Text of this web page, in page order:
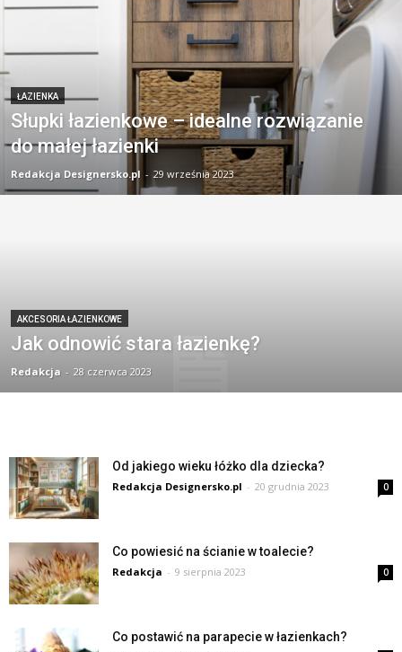
ŁAZIENKA
Słupki łazienkowe – idealne rozwiązanie
do małej łazienki
Redakcja Designersko.pl - 29 września 2023
AKCESORIA ŁAZIENKOWE
Jak odnowić stara łazienkę?
Redakcja - 28 czerwca 2023
Od jakiego wieku łóżko dla dziecka?
Redakcja Designersko.pl - 20 grudnia 2023 0
Co powiesić na ścianie w toalecie?
Redakcja - 9 sierpnia 2023 0
Co postawić na parapecie w łazienkach?